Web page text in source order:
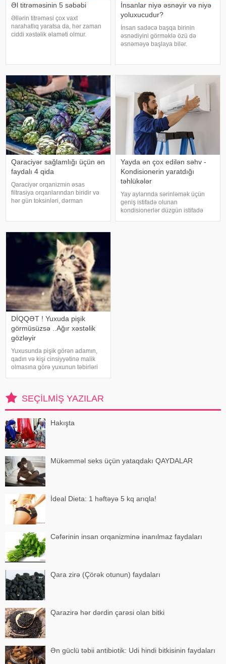
Əl titrəməsinin 5 səbəbi
Əllərin titrəməsi çox vaxt
narahatlıq yaratsa da, hər zaman
ciddi xəstəlik əlaməti olmur.
qalxa bilər. Fransız mətbuatın
İnsanlar niyə əsnəyir və niyə
yoluxucudur?
İnsan sadəcə başqa birinin
əsnədiyini görməklə özü də
əsnəməyə başlaya bilər.
verir ki, əsnəmək insan
Qaraciyər sağlamlığı üçün ən
faydalı 4 qida
Qaraciyər orqanizmin əsas
filtrasiya orqanlarından biridir və
hər gün toksinləri, dərman
federal ekspert onkologiya
klinikalar
Yayda ən çox edilən səhv -
Kondisionerin yaratdığı
təhlükələr
Yay aylarında sərinləmək üçün
geniş istifadə olunan
kondisionerlər düzgün istifadə
DİQQƏT ! Yuxuda pişik
görmüsüzsə ..Ağır xəstəlik
gözləyir
Yuxusunda pişik görən adamın,
qadın və kişi cinsiyyətinə malik
olmasına görə yuxunun təbirləri
həyatında diqqətsiz bir şəxsiyyətə
sahib olduğu, ətrafındak
SEÇILMIŞ YAZILAR
Hakışta
Mükəmməl seks üçün yataqdakı QAYDALAR
İdeal Dieta: 1 həftəyə 5 kq arıqla!
Cəfərinin insan orqanizminə inanılmaz faydaları
Qara zirə (Çörək otunun) faydaları
Qarazirə hər dərdin çarəsi olan bitki
Ən güclü təbii antibiotik: Udi hindi bitkisinin faydaları